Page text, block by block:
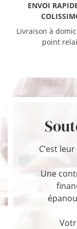
ENVOI
Livraison à
point
C’est
Une